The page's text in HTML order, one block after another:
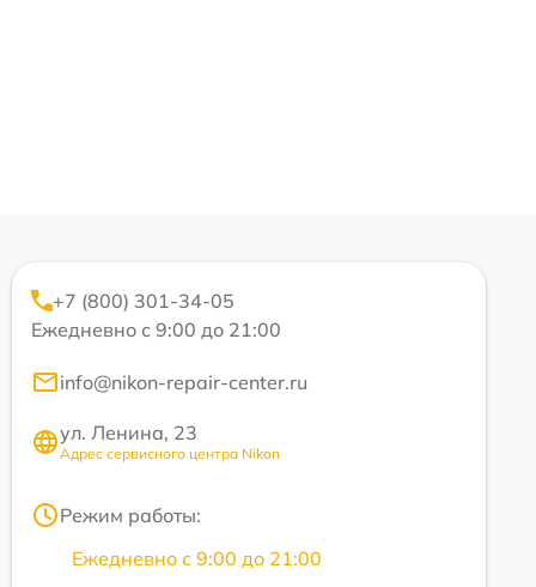
+7 (800) 301-34-05
Ежедневно с 9:00 до 21:00
info@nikon-repair-center.ru
ул. Ленина, 23
Адрес сервисного центра Nikon
Режим работы:
Ежедневно с 9:00 до 21:00